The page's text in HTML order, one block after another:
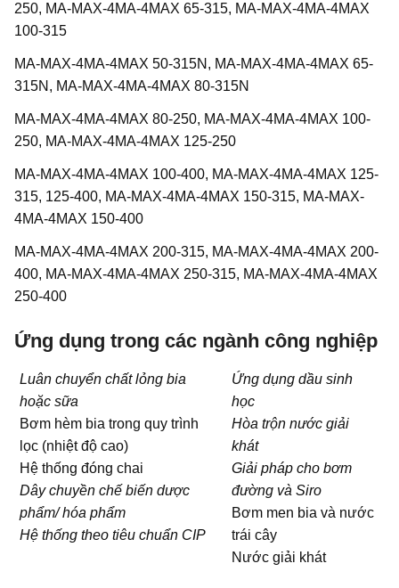
250, MA-MAX-4MA-4MAX 65-315, MA-MAX-4MA-4MAX
100-315
MA-MAX-4MA-4MAX 50-315N, MA-MAX-4MA-4MAX 65-
315N, MA-MAX-4MA-4MAX 80-315N
MA-MAX-4MA-4MAX 80-250, MA-MAX-4MA-4MAX 100-
250, MA-MAX-4MA-4MAX 125-250
MA-MAX-4MA-4MAX 100-400, MA-MAX-4MA-4MAX 125-
315, 125-400, MA-MAX-4MA-4MAX 150-315, MA-MAX-
4MA-4MAX 150-400
MA-MAX-4MA-4MAX 200-315, MA-MAX-4MA-4MAX 200-
400, MA-MAX-4MA-4MAX 250-315, MA-MAX-4MA-4MAX
250-400
Ứng dụng trong các ngành công nghiệp
Luân chuyển chất lỏng bia
hoặc sữa
Bơm hèm bia trong quy trình
lọc (nhiệt độ cao)
Hệ thống đóng chai
Dây chuyền chế biến dược
phẩm/ hóa phẩm
Hệ thống theo tiêu chuẩn CIP
Ứng dụng dầu sinh
học
Hòa trộn nước giải
khát
Giải pháp cho bơm
đường và Siro
Bơm men bia và nước
trái cây
Nước giải khát